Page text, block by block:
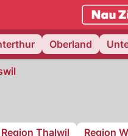
zurich.NAU.ch
Oberland
Region Thalwil Region